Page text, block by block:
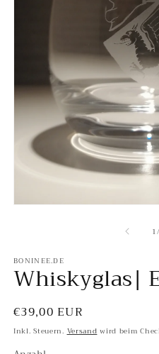
1
BONINEE.DE
Whiskyglas|
Normaler
Preis
€39,00 EUR
Inkl. Steuern. Versand wird beim